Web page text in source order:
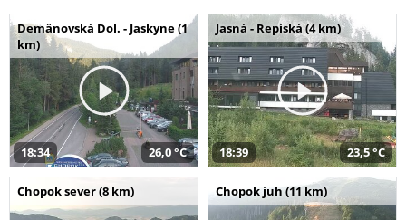
Demänovská Dol. - Jaskyne (1
km)
18:34 26,0 °C
Jasná - Repiská (4 km)
18:39 23,5 °C
Chopok sever (8 km) Chopok juh (11 km)